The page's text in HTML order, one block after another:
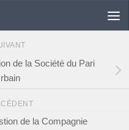
de la Société du Pari
de la Compagnie